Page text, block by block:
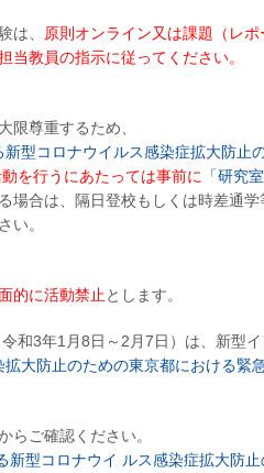
は、
原則オンライン又は課題（レ
当教員の指示に従ってください。
尊重するため、
型コロナウイルス感染症拡大防止
を行うにあたっては事前に 「研究
場合は、隔日登校もしくは時差通
い。
的に活動禁止 とします。
和3年1月8日～2月7日）は、新型
大防止のための東京都における緊
らご確認ください。
新型コロナウイ ルス感染症拡大防